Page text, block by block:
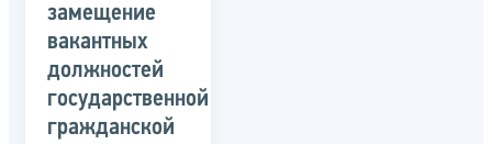
замещение
вакантных
должностей
государственной
гражданской